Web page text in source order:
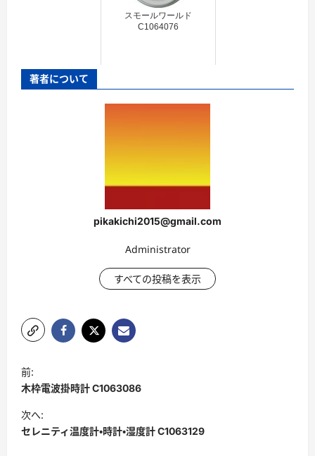
スモールワールド
C1064076
著者について
pikakichi2015@gmail.com
Administrator
すべての投稿を表示
ポ
ス
ト
ナ
前:
木枠電波掛時計 C1063086
次へ:
セレニティ温度計・時計・湿度計 C1063129